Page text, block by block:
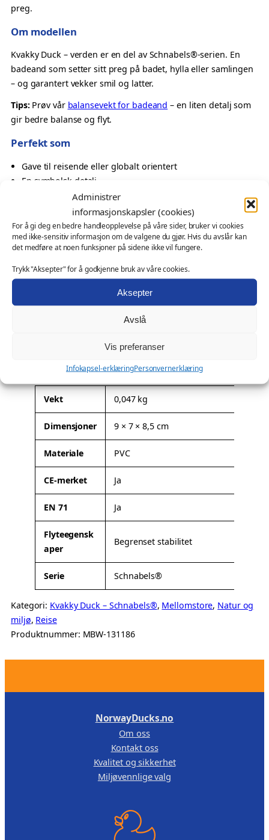
Administrer
informasjonskapsler (cookies)
For å gi deg en bedre handleopplevelse på våre sider, bruker vi cookies
med ikke-sensitiv informasjon om de valgene du gjør. Hvis du avslår kan
det medføre at noen funksjoner på sidene ikke vil fungere.
Trykk "Aksepter" for å godkjenne bruk av våre cookies.
Aksepter
Avslå
Vis preferanser
Infokapsel-erklæringPersonvernerklæring
d
e
r
d
–
K
v
k
k
u
c
k
a
n
preg.
Om modellen
Kvakky Duck – verden er en del av Schnabels®-serien. En
badeand som setter sitt preg på badet, hylla eller samlingen
– og garantert vekker smil og latter.
Tips:Prøv vår balansevekt for badeand – en liten detalj som
gir bedre balanse og flyt.
Perfekt som
Gave til reisende eller globalt orientert
En symbolsk detalj
Oppmerksomhet med budskap
Samlerobjekt med tema
Også velegnet som
messeartikkel og kampanjeprodukt
Ønsker du profilering?
spesialtilpasning. Les mer om mulighetene her:
Tilleggsinformasjon
A
t
t
ri
b
u
t
e
e
d
i
Vekt 0,047 kg
Dimensjoner 9 × 7 × 8,5 cm
Materiale PVC
CE-merket Ja
EN 71 Ja
Flyteegensk
aper
Begrenset stabilitet
Serie Schnabels®
Kategori: Kvakky Duck – Schnabels®, Mellomstore, Natur og
miljø, Reise
Produktnummer: MBW-131186
NorwayDucks.no
Om oss
Kontakt oss
Kvalitet og sikkerhet
Miljøvennlige valg